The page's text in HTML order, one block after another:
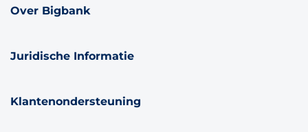
Over Bigbank
Juridische Informatie
Klantenondersteuning